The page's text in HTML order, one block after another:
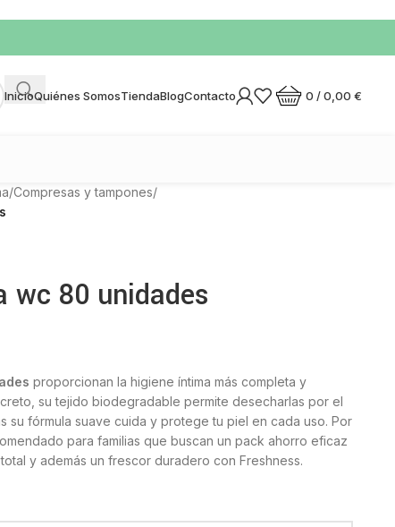
InicioQuiénes SomosTiendaBlogContacto 0 /0,00 €
/Compresas y tampones/
wc 80 unidades
proporcionan la higiene íntima más completa y
su tejido biodegradable permite desecharlas por el
su fórmula suave cuida y protege tu piel en cada uso. Por
para familias que buscan un pack ahorro eficaz
y además un frescor duradero con Freshness.